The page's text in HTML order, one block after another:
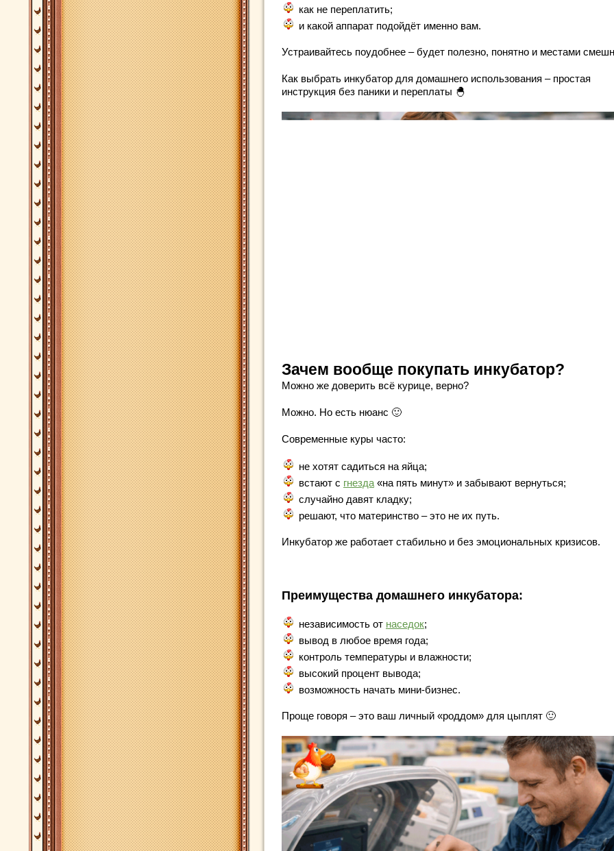
как не переплатить;
и какой аппарат подойдёт именно вам.
Устраивайтесь поудобнее – будет полезно, понятно и местами
Как выбрать инкубатор для домашнего использования – простая
инструкция без паники и переплаты 🐣
Зачем вообще покупать инкубатор?
Можно же доверить всё курице, верно?
Можно. Но есть нюанс 🙂
Современные куры часто:
не хотят садиться на яйца;
встают с гнезда «на пять минут» и забывают вернуться;
случайно давят кладку;
решают, что материнство – это не их путь.
Инкубатор же работает стабильно и без эмоциональных кризисов.
Преимущества домашнего инкубатора:
независимость от наседок;
вывод в любое время года;
контроль температуры и влажности;
высокий процент вывода;
возможность начать мини-бизнес.
Проще говоря – это ваш личный «роддом» для цыплят 🙂